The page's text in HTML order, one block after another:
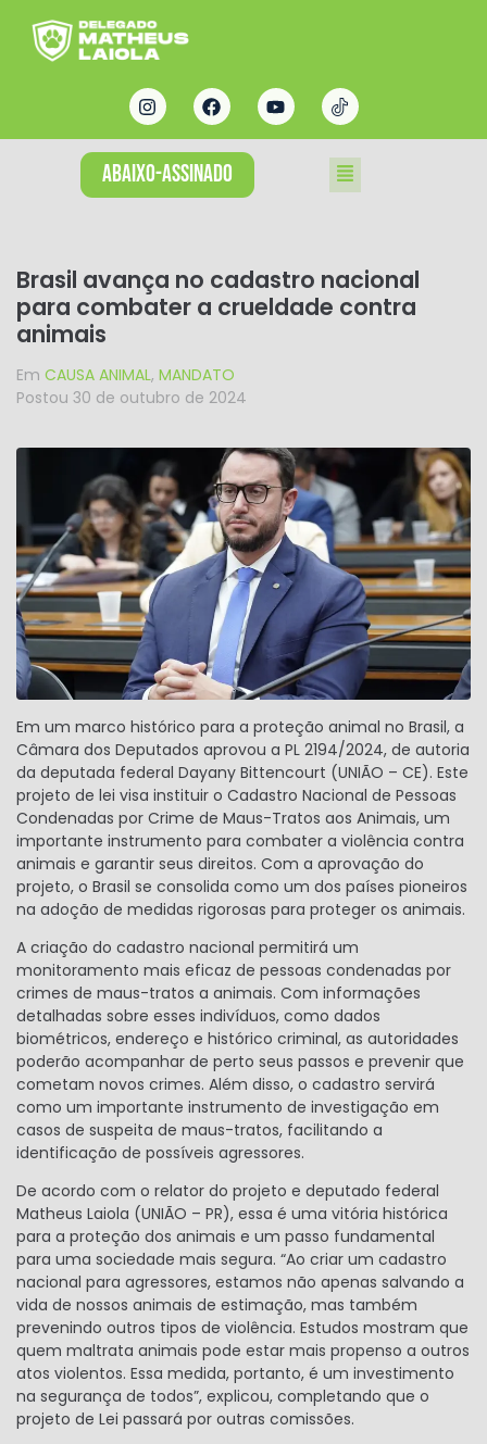
ABAIXO-ASSINADO
Brasil avança no cadastro nacional
para combater a crueldade contra
animais
Em CAUSA ANIMAL, MANDATO
Postou 30 de outubro de 2024
Em um marco histórico para a proteção animal no Brasil, a
Câmara dos Deputados aprovou a PL 2194/2024, de autoria
da deputada federal Dayany Bittencourt (UNIÃO – CE). Este
projeto de lei visa instituir o Cadastro Nacional de Pessoas
Condenadas por Crime de Maus-Tratos aos Animais, um
importante instrumento para combater a violência contra
animais e garantir seus direitos. Com a aprovação do
projeto, o Brasil se consolida como um dos países pioneiros
na adoção de medidas rigorosas para proteger os animais.
A criação do cadastro nacional permitirá um
monitoramento mais eficaz de pessoas condenadas por
crimes de maus-tratos a animais. Com informações
detalhadas sobre esses indivíduos, como dados
biométricos, endereço e histórico criminal, as autoridades
poderão acompanhar de perto seus passos e prevenir que
cometam novos crimes. Além disso, o cadastro servirá
como um importante instrumento de investigação em
casos de suspeita de maus-tratos, facilitando a
identificação de possíveis agressores.
De acordo com o relator do projeto e deputado federal
Matheus Laiola (UNIÃO – PR), essa é uma vitória histórica
para a proteção dos animais e um passo fundamental
para uma sociedade mais segura. “Ao criar um cadastro
nacional para agressores, estamos não apenas salvando a
vida de nossos animais de estimação, mas também
prevenindo outros tipos de violência. Estudos mostram que
quem maltrata animais pode estar mais propenso a outros
atos violentos. Essa medida, portanto, é um investimento
na segurança de todos”, explicou, completando que o
projeto de Lei passará por outras comissões.